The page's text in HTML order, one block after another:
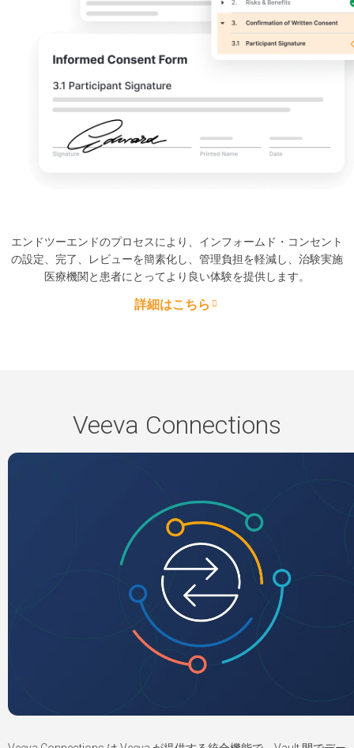
エンドツーエンドのプロセスにより、インフォームド・コンセント
の設定、完了、レビューを簡素化し、管理負担を軽減し、治験実施
医療機関と患者にとってより良い体験を提供します。
詳細はこちら
Veeva Connections